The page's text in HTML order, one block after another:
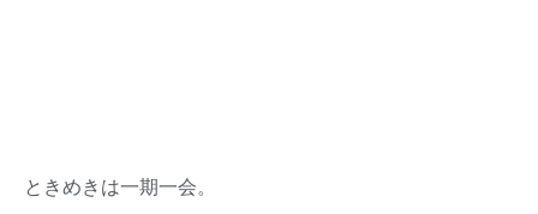
ときめきは一期一会。